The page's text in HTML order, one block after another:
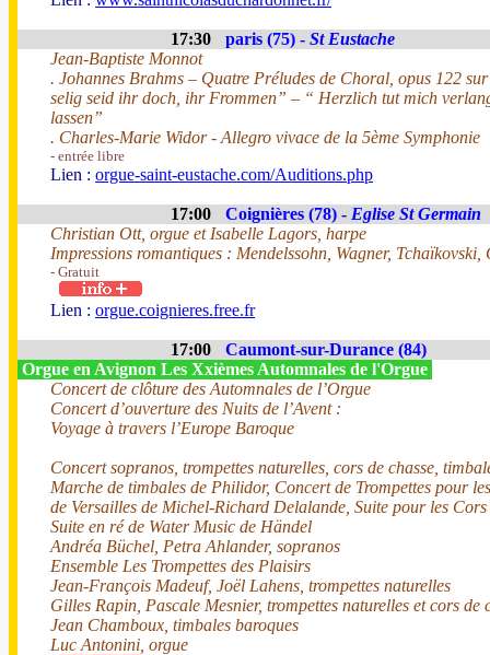
17:30 paris (75) - St Eustache
Jean-Baptiste Monnot
. Johannes Brahms – Quatre Préludes de Choral, opus 122
selig seid ihr doch, ihr Frommen” – “ Herzlich tut mich
lassen”
. Charles-Marie Widor - Allegro vivace de la 5ème Symphonie
- entrée libre
Lien : orgue-saint-eustache.com/Auditions.php
17:00 Coignières (78) - Eglise St Germain
Christian Ott, orgue et Isabelle Lagors, harpe
Impressions romantiques : Mendelssohn, Wagner, Tchaïkovski,
- Gratuit
Lien : orgue.coignieres.free.fr
17:00
Caumont-sur-Durance (84)
Orgue en Avignon Les Xxièmes Automnales de l'Orgue
Concert de clôture des Automnales de l’Orgue
Concert d’ouverture des Nuits de l’Avent :
Voyage à travers l’Europe Baroque
Concert sopranos, trompettes naturelles, cors de chasse,
Marche de timbales de Philidor, Concert de Trompettes pour
de Versailles de Michel-Richard Delalande, Suite pour les Cors
Suite en ré de Water Music de Händel
Andréa Büchel, Petra Ahlander, sopranos
Ensemble Les Trompettes des Plaisirs
Jean-François Madeuf, Joël Lahens, trompettes naturelles
Gilles Rapin, Pascale Mesnier, trompettes naturelles et cors de
Jean Chamboux, timbales baroques
Luc Antonini, orgue